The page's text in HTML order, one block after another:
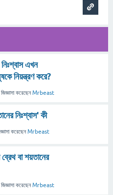
এখন
নিয়ন্ত্রণ করে?
জিজ্ঞাসা করেছেনMrbeast
নিঃশ্বাস' কী
করেছেনMrbeast
বা শয়তানের
জিজ্ঞাসা করেছেনMrbeast